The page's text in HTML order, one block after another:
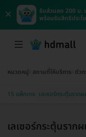
×
รับส่วนลด 200 บ.
พร้อมรับสิทธิประโ
หมวดหมู่ สถานที่ให้บริการ ตัว
15 แพ็กเกจ เลเซอร์กระตุ้นรากผ
เลเซอร์กระตุ้นราก